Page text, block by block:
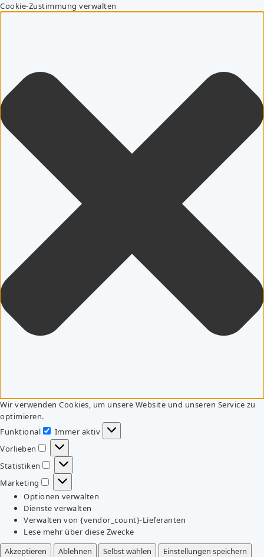
Cookie-Zustimmung verwalten
Wir verwenden Cookies, um unsere Website und unseren Service zu
optimieren.
Funktional
Funktional
Immer aktiv
Vorlieben
Vorlieben
Statistiken
Statistiken
Marketing
Marketing
Optionen verwalten
Dienste verwalten
Verwalten von {vendor_count}-Lieferanten
Lese mehr über diese Zwecke
Akzeptieren
Ablehnen Selbst wählen
Einstellungen speichern